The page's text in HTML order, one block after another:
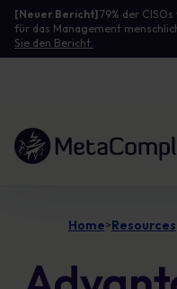
[Neuer Bericht]79% der
für das Management
Sie den Bericht.
Link zur Homepage
Home>Resources